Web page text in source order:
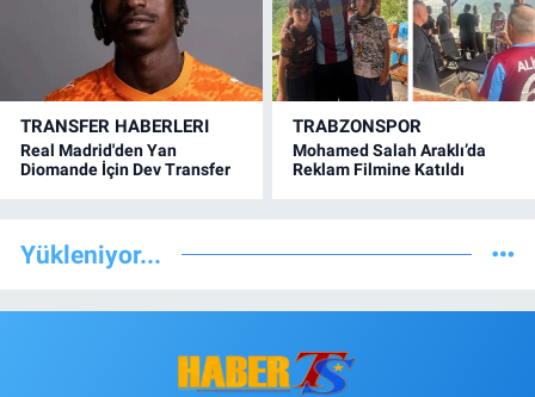
TRANSFER HABERLERI
Real Madrid'den Yan
Diomande İçin Dev Transfer
TRABZONSPOR
Mohamed Salah Araklı’da
Reklam Filmine Katıldı
Yükleniyor...